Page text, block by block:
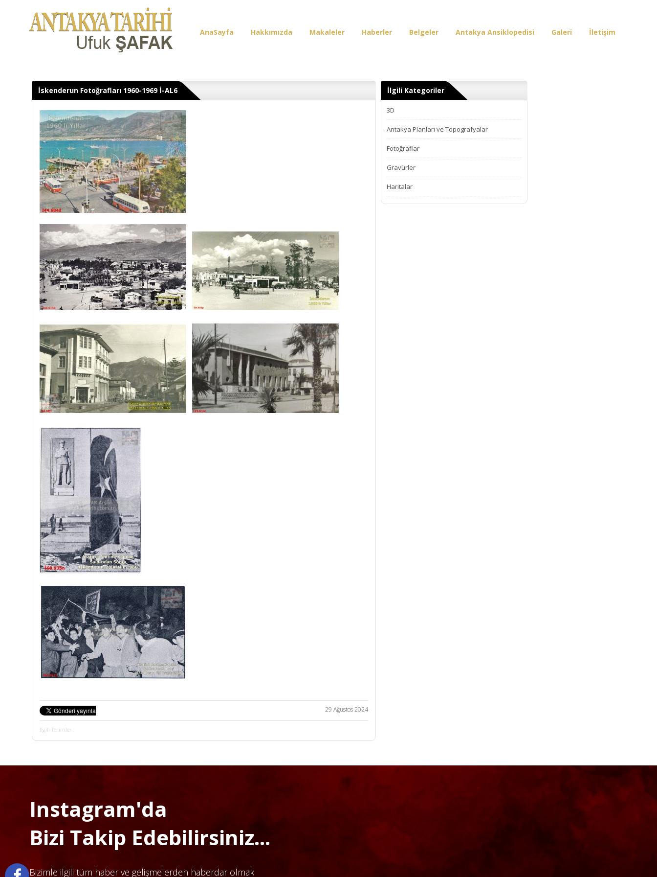
AnaSayfa Hakkımızda Makaleler Haberler Belgeler Antakya Ansiklopedisi Galeri İletişim
İskenderun Fotoğrafları 1960-1969 İ-AL6
29 Ağustos 2024
İlgili Terimler :
İlgili Kategoriler
3D
Antakya Planları ve Topografyalar
Fotoğraflar
Gravürler
Haritalar
Instagram'da
Bizi Takip Edebilirsiniz...
Bizimle ilgili tüm haber ve gelişmelerden haberdar olmak